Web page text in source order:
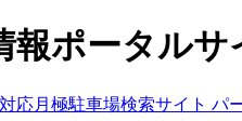
報ポータル
応月極駐車場検索サイト パ